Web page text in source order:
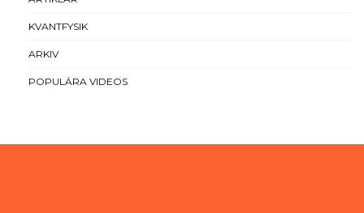
KVANTFYSIK
ARKIV
POPULÄRA VIDEOS